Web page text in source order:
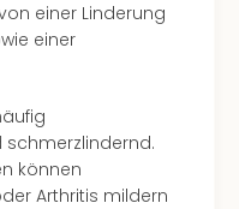
einer Linderung
einer
können
Arthritis mildern